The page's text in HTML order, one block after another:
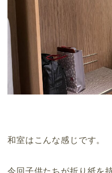
和室はこんな感じです。